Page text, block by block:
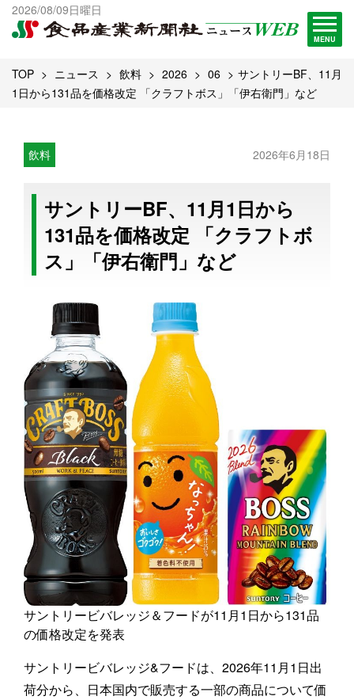
2026/08/09日曜日
MENU
出版物一覧へ
試読・購読申し込み
TOP ニュース 飲料 2026 06
サントリーBF、11月
1日から131品を価格改定 「クラフトボス」「伊右衛門」など
飲料 2026年6月18日
サントリーBF、11月1日から
131品を価格改定 「クラフトボ
ス」「伊右衛門」など
サントリービバレッジ＆フードが11月1日から131品
の価格改定を発表
サントリービバレッジ&フードは、2026年11月1日出
荷分から、日本国内で販売する一部の商品について価